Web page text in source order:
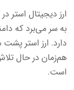
ارز دیجیتال استر
به سر می‌برد که
دارد. ارز استر پشت
هم‌زمان در حال
است.